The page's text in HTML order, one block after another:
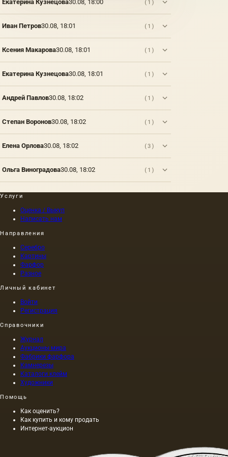
поднят
в 1998-
государственной
компанией.
археологическая
экспедиция
собрала
информации.
Екатерина Кузнецова30.08, 18:00 (1)
Иван Петров30.08, 18:01 (1)
Ксения Макарова30.08, 18:01 (1)
Екатерина Кузнецова30.08, 18:01 (1)
Андрей Павлов30.08, 18:02 (1)
Степан Воронов30.08, 18:02 (1)
Елена Орлова30.08, 18:02 (3)
Ольга Виноградова30.08, 18:02 (1)
Услуги
Оценка / Выкуп
Написать нам
Направления
Серебро
Картины
Фарфор
Разное
Личный кабинет
Войти
Регистрация
Справочники
Журнал
Аукционы мира
Фабрики фарфора
Камнерезы
Каталоги клейм
Художники
Помощь
Как оценить?
Как купить и кому продать
Интернет-аукцион